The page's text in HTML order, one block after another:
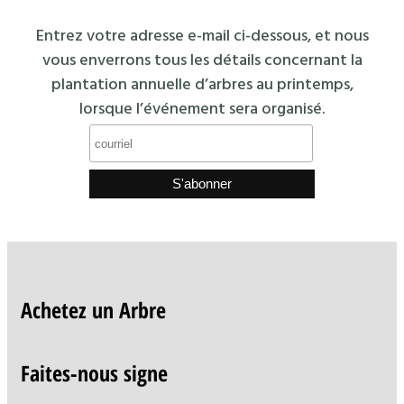
Entrez votre adresse e-mail ci-dessous, et nous
vous enverrons tous les détails concernant la
plantation annuelle d’arbres au printemps,
lorsque l’événement sera organisé.
Achetez un Arbre
Faites-nous signe